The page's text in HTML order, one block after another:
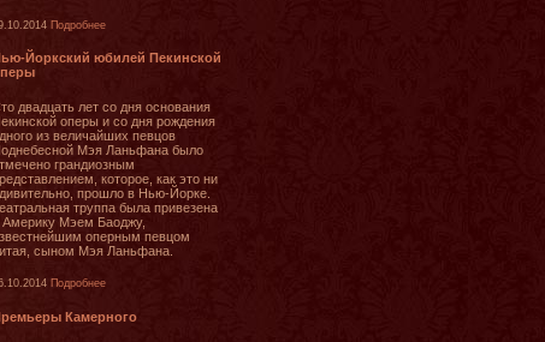
Подробнее
Йоркский юбилей Пекинской
двадцать лет со дня основания
оперы и со дня рождения
из величайших певцов
Мэя Ланьфана было
грандиозным
которое, как это ни
прошло в Нью-Йорке.
труппа была привезена
Америку Мэем Баоджу,
оперным певцом
сыном Мэя Ланьфана.
Подробнее
Камерного